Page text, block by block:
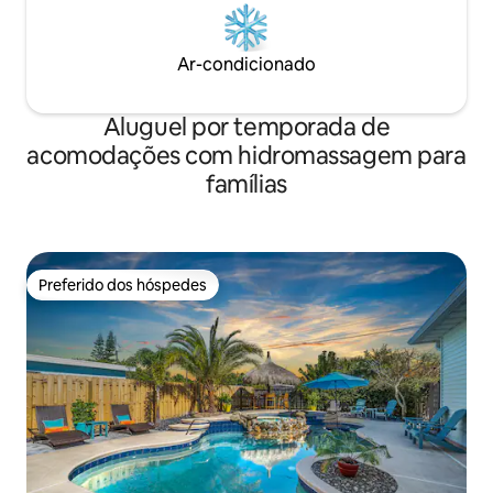
Ar-condicionado
Aluguel por temporada de
acomodações com hidromassagem para
famílias
Preferido dos hóspedes
Preferido dos hóspedes